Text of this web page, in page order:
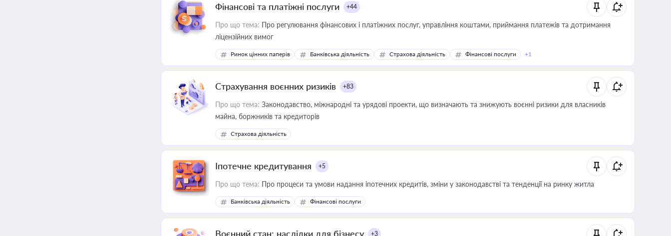
Фінансові та платіжні послуги +44
Про що тема: Про регулювання фінансових і платіжних послуг, управління коштами, приймання платежів та дотримання
ліцензійних вимог
Ринок цінних паперів Банківська діяльність Страхова діяльність Фінансові послуги +1
Страхування воєнних ризиків +83
Про що тема: Законодавство, міжнародні та урядові проекти, що визначають та знижують воєнні ризики для власників
майна, боржників та кредиторів
Страхова діяльність
Іпотечне кредитування +5
Про що тема: Про процеси та умови надання іпотечних кредитів, зміни у законодавстві та тенденції на ринку житла
Банківська діяльність Фінансові послуги
Воєнний стан: наслідки для бізнесу +3